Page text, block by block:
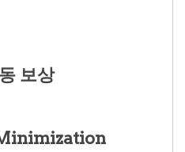
보상
Autofocus Using Rényi Entropy Minimization